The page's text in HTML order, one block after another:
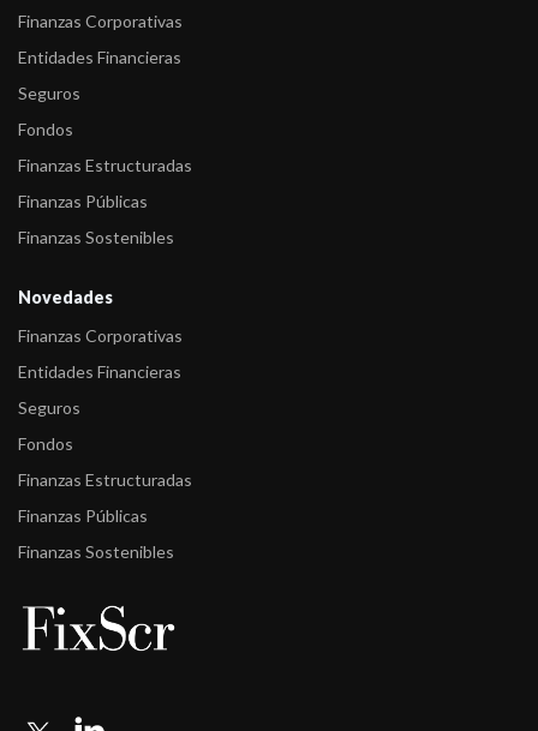
Finanzas Corporativas
Entidades Financieras
Seguros
Fondos
Finanzas Estructuradas
Finanzas Públicas
Finanzas Sostenibles
Novedades
Finanzas Corporativas
Entidades Financieras
Seguros
Fondos
Finanzas Estructuradas
Finanzas Públicas
Finanzas Sostenibles